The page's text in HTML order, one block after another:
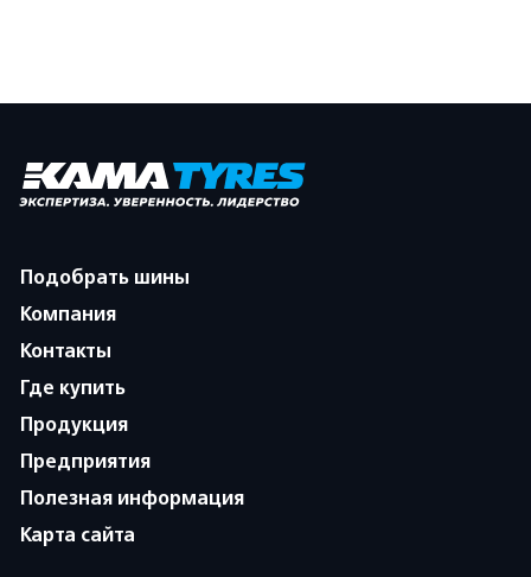
Подобрать шины
Компания
Контакты
Где купить
Продукция
Предприятия
Полезная информация
Карта сайта